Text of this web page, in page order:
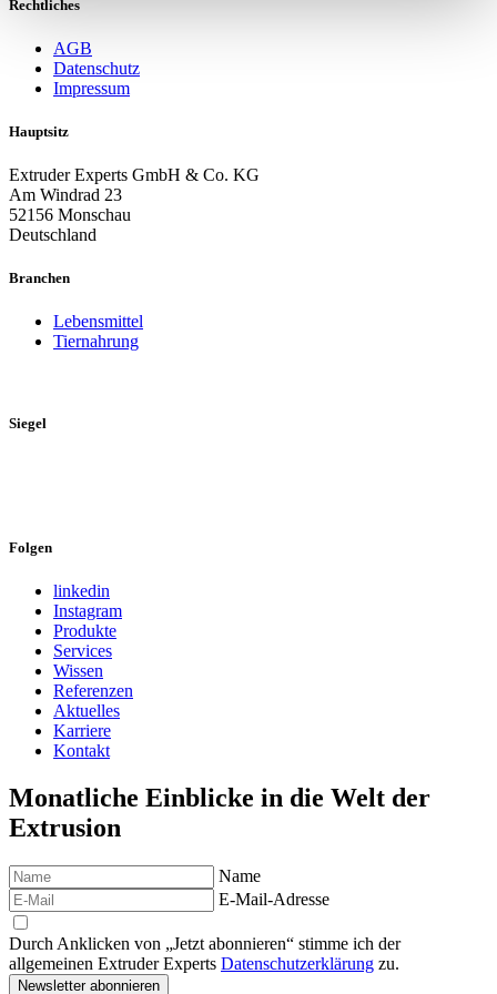
Rechtliches
AGB
Datenschutz
Impressum
Hauptsitz
Extruder Experts GmbH & Co. KG
Am Windrad 23
52156 Monschau
Deutschland
Branchen
Lebensmittel
Tiernahrung
Siegel
Folgen
linkedin
Instagram
Produkte
Services
Wissen
Referenzen
Aktuelles
Karriere
Kontakt
Monatliche Einblicke in die Welt der
Extrusion
Name
E-Mail-Adresse
Durch Anklicken von „Jetzt abonnieren“ stimme ich der
allgemeinen Extruder Experts Datenschutzerklärung zu.
Newsletter abonnieren